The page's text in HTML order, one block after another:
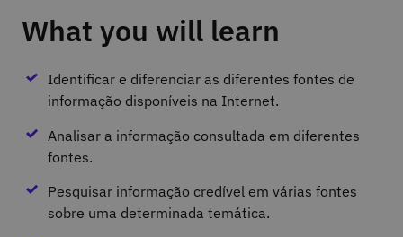
What you will learn
Identificar e diferenciar as diferentes fontes de
informação disponíveis na Internet.
Analisar a informação consultada em diferentes
fontes.
Pesquisar informação credível em várias fontes
sobre uma determinada temática.